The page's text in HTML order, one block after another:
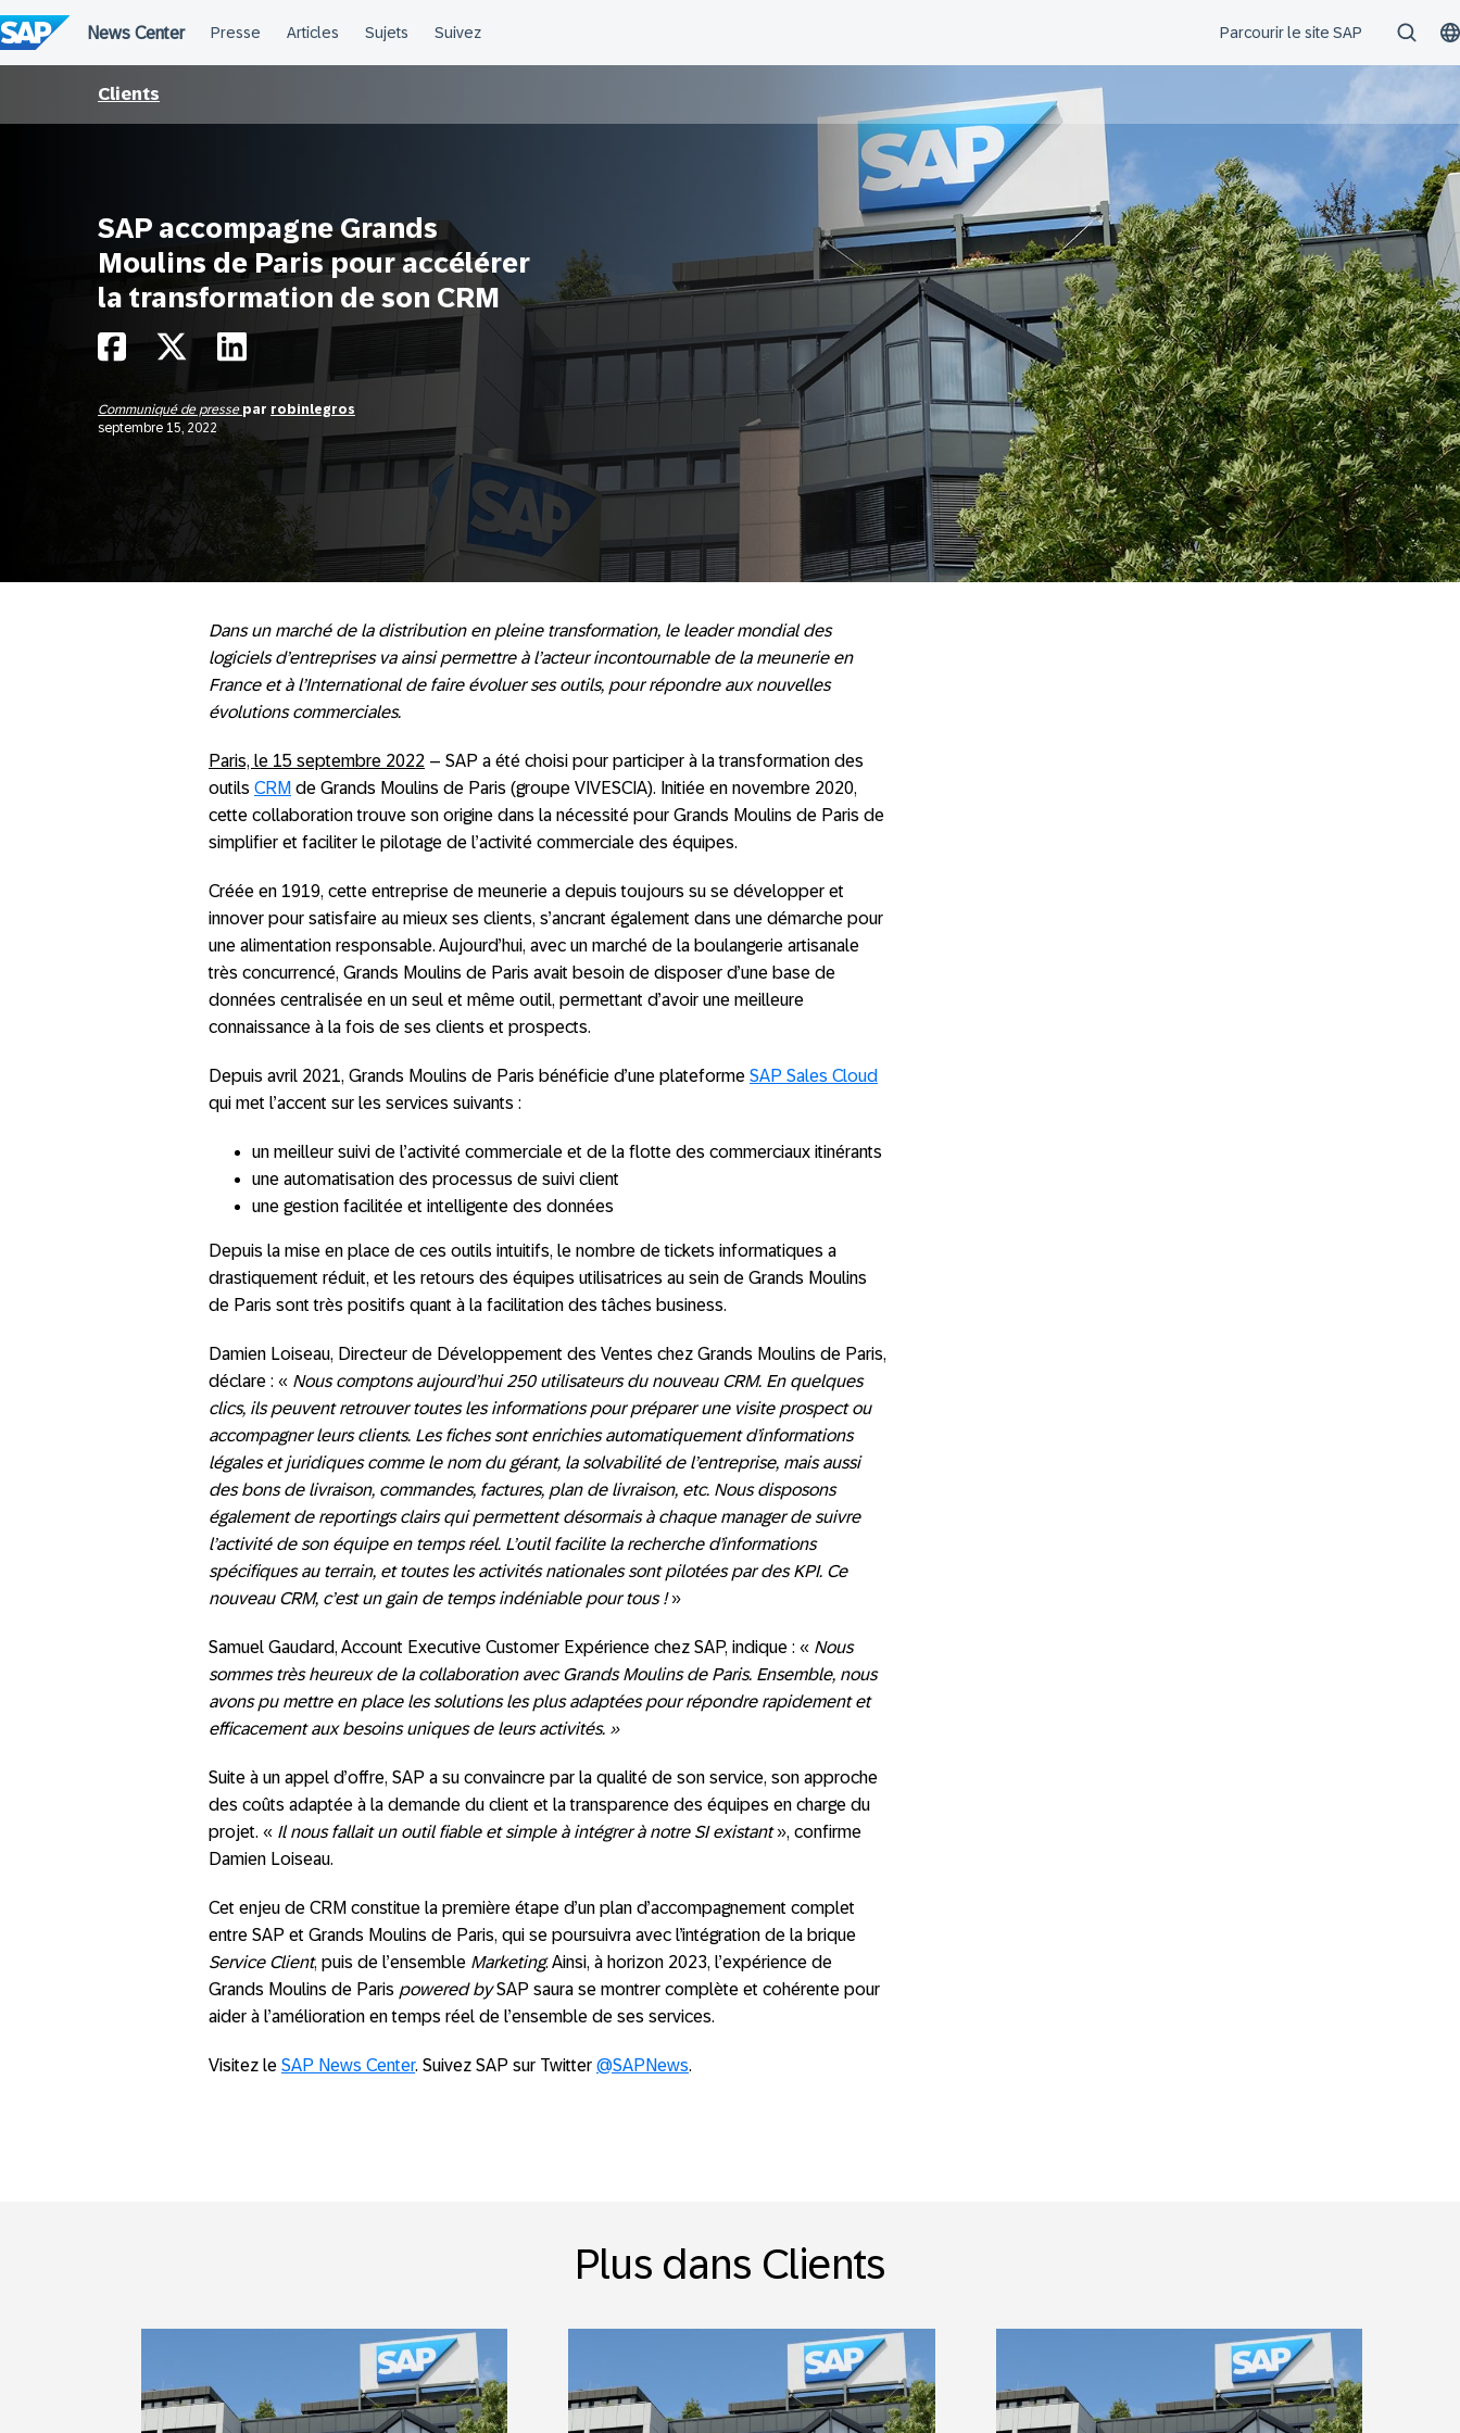
au
contenu
Clients
SAP accompagne Grands
Moulins de Paris pour accélérer
la transformation de son CRM
Communiqué de presse par robinlegros
septembre 15, 2022
Dans un marché de la distribution en pleine transformation, le leader mondialdes
logiciels d’entreprises va ainsi permettre à l’acteur incontournable de la meunerie en
France et à l’International de faire évoluer ses outils, pour répondre aux nouvelles
évolutions commerciales.
Paris, le 15 septembre 2022 – SAP a été choisi pour participer à la transformation des
outils CRM de Grands Moulins de Paris (groupe VIVESCIA). Initiée en novembre 2020,
cette collaboration trouve son origine dans la nécessité pour Grands Moulins de Paris de
simplifier et faciliter le pilotage de l’activité commerciale des équipes.
Créée en 1919, cette entreprise de meunerie a depuis toujours su se développer et
innover pour satisfaire au mieux ses clients, s’ancrant également dans une démarche pour
une alimentation responsable. Aujourd’hui, avec un marché de la boulangerie artisanale
très concurrencé, Grands Moulins de Paris avait besoin de disposer d’une base de
données centralisée en un seul et même outil, permettant d’avoir une meilleure
connaissance à la fois de ses clients et prospects.
Depuis avril 2021, Grands Moulins de Paris bénéficie d’une plateforme SAP Sales Cloud
qui met l’accent sur les services suivants :
un meilleur suivi de l’activité commerciale et de la flotte des commerciaux itinérants
une automatisation des processus de suivi client
une gestion facilitée et intelligente des données
Depuis la mise en place de ces outils intuitifs, le nombre de tickets informatiques a
drastiquement réduit, et les retours des équipes utilisatrices au sein de Grands Moulins
de Paris sont très positifs quant à la facilitation des tâches business.
Damien Loiseau, Directeur de Développement des Ventes chez Grands Moulins de Paris,
déclare : « Nous comptons aujourd’hui 250 utilisateurs du nouveau CRM. En quelques
clics, ils peuvent retrouver toutes les informations pour préparer une visite prospect ou
accompagner leurs clients. Les fiches sont enrichies automatiquement d’informations
légales et juridiques comme le nom du gérant, la solvabilité de l’entreprise, mais aussi
des bons de livraison, commandes, factures, plan de livraison, etc. Nous disposons
également de reportings clairs qui permettent désormais à chaque manager de suivre
l’activité de son équipe en temps réel. L’outil facilite la recherche d’informations
spécifiques au terrain, et toutes les activités nationales sont pilotées par des KPI. Ce
nouveau CRM, c’est un gain de temps indéniable pour tous !»
Samuel Gaudard, Account Executive Customer Expérience chez SAP, indique : « Nous
sommes très heureux de la collaboration avec Grands Moulins de Paris. Ensemble, nous
avons pu mettre en place les solutions les plus adaptées pour répondre rapidement et
efficacement aux besoins uniques de leurs activités. »
Suite à un appel d’offre, SAP a su convaincre par la qualité de son service, son approche
des coûts adaptée à la demande du client et la transparence des équipes en charge du
projet. « Il nous fallait un outil fiable et simple à intégrer à notre SI existant», confirme
Damien Loiseau.
Cet enjeu de CRM constitue la première étape d’un plan d’accompagnement complet
entre SAP et Grands Moulins de Paris, qui se poursuivra avec l’intégration de la brique
Service Client, puis de l’ensemble Marketing. Ainsi, à horizon 2023, l’expérience de
Grands Moulins de Paris powered bySAP saura se montrer complète et cohérente pour
aider à l’amélioration en temps réel de l’ensemble de ses services.
Visitez le SAP News Center. Suivez SAP sur Twitter @SAPNews.
Plus dans Clients